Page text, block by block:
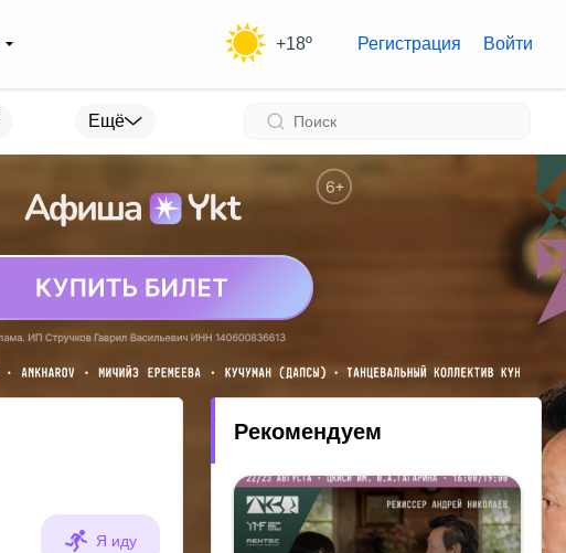
+18º Регистрация Войти
Ещё
Я иду
Рекомендуем